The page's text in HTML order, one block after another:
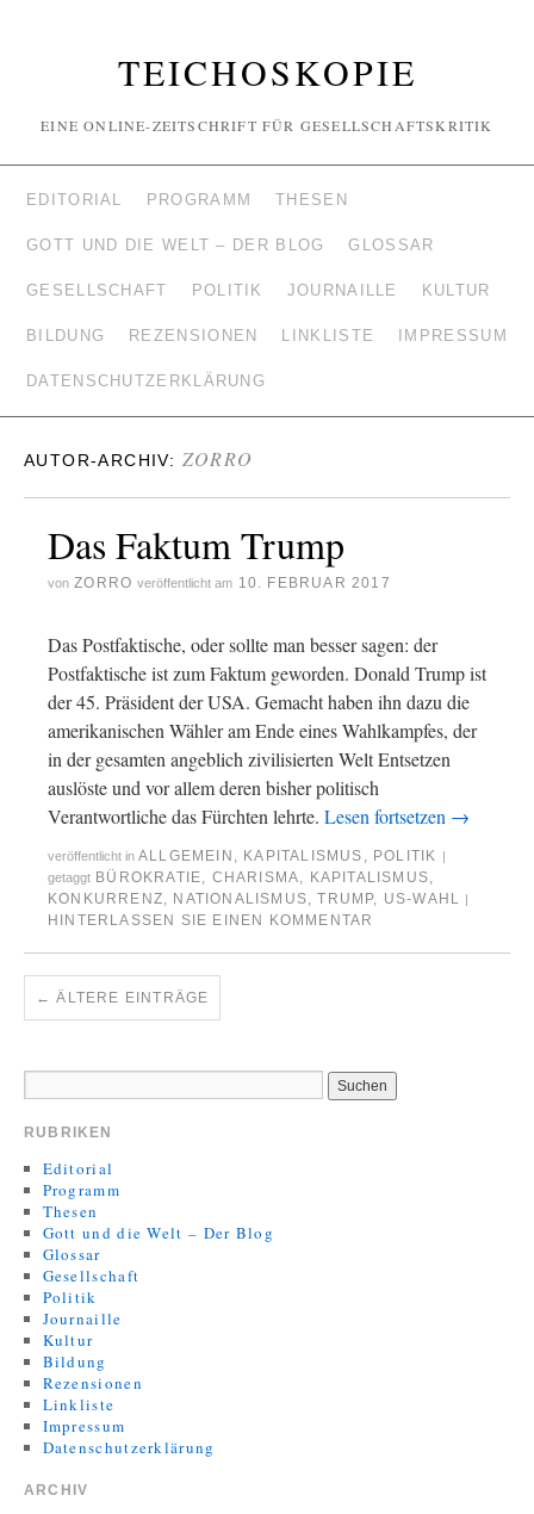
TEICHOSKOPIE
EINE ONLINE-ZEITSCHRIFT FÜR GESELLSCHAFTSKRITIK
EDITORIAL PROGRAMM THESEN
GOTT UND DIE WELT – DER BLOG GLOSSAR
GESELLSCHAFT POLITIK JOURNAILLE KULTUR
BILDUNG REZENSIONEN LINKLISTE IMPRESSUM
DATENSCHUTZERKLÄRUNG
AUTOR-ARCHIV: ZORRO
Das Faktum Trump
von ZORRO veröffentlicht am 10. FEBRUAR 2017
Das Postfaktische, oder sollte man besser sagen: der
Postfaktische ist zum Faktum geworden. Donald Trump ist
der 45. Präsident der USA. Gemacht haben ihn dazu die
amerikanischen Wähler am Ende eines Wahlkampfes, der
in der gesamten angeblich zivilisierten Welt Entsetzen
auslöste und vor allem deren bisher politisch
Verantwortliche das Fürchten lehrte. Lesen fortsetzen →
veröffentlicht in ALLGEMEIN , KAPITALISMUS , POLITIK |
getaggt BÜROKRATIE, CHARISMA, KAPITALISMUS,
KONKURRENZ, NATIONALISMUS,TRUMP, US-WAHL |
HINTERLASSEN SIE EINEN KOMMENTAR
← ÄLTERE EINTRÄGE
RUBRIKEN
Editorial
Programm
Thesen
Gott und die Welt – Der Blog
Glossar
Gesellschaft
Politik
Journaille
Kultur
Bildung
Rezensionen
Linkliste
Impressum
Datenschutzerklärung
ARCHIV